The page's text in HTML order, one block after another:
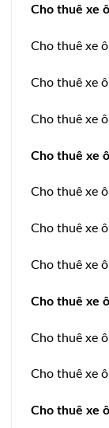
Cho thuê xe
Cho thuê xe
Cho thuê xe
Cho thuê xe
Cho thuê xe
Cho thuê xe
Cho thuê xe
Cho thuê xe
Cho thuê xe
Cho thuê xe
Cho thuê xe
Cho thuê xe